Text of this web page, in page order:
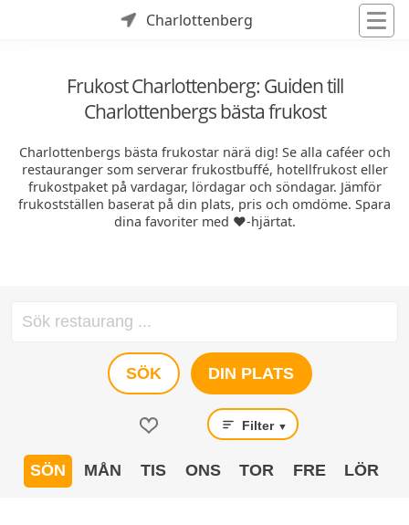
Charlottenberg
Frukost Charlottenberg: Guiden till
Charlottenbergs bästa frukost
Charlottenbergs bästa frukostar närä dig! Se alla caféer och
restauranger som serverar frukostbuffé, hotellfrukost eller
frukostpaket på vardagar, lördagar och söndagar. Jämför
frukostställen baserat på din plats, pris och omdöme. Spara
dina favoriter med ❤️-hjärtat.
SÖK DIN PLATS
Filter ▼
SÖN MÅN TIS ONS TOR FRE LÖR